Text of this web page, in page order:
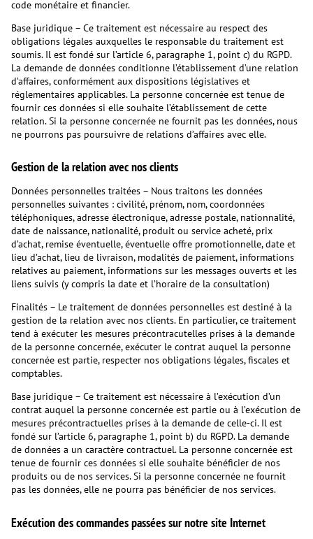
code monétaire et financier.
Base juridique – Ce traitement est nécessaire au respect des
obligations légales auxquelles le responsable du traitement est
soumis. Il est fondé sur l’article 6, paragraphe 1, point c) du RGPD.
La demande de données conditionne l’établissement d’une relation
d’affaires, conformément aux dispositions législatives et
réglementaires applicables. La personne concernée est tenue de
fournir ces données si elle souhaite l’établissement de cette
relation. Si la personne concernée ne fournit pas les données, nous
ne pourrons pas poursuivre de relations d’affaires avec elle.
Gestion de la relation avec nos clients
Données personnelles traitées – Nous traitons les données
personnelles suivantes : civilité, prénom, nom, coordonnées
téléphoniques, adresse électronique, adresse postale, nationnalité,
date de naissance, nationalité, produit ou service acheté, prix
d’achat, remise éventuelle, éventuelle offre promotionnelle, date et
lieu d’achat, lieu de livraison, modalités de paiement, informations
relatives au paiement, informations sur les messages ouverts et les
liens suivis (y compris la date et l’horaire de la consultation)
Finalités – Le traitement de données personnelles est destiné à la
gestion de la relation avec nos clients. En particulier, ce traitement
tend à exécuter les mesures précontracutelles prises à la demande
de la personne concernée, exécuter le contrat auquel la personne
concernée est partie, respecter nos obligations légales, fiscales et
comptables.
Base juridique – Ce traitement est nécessaire à l’exécution d’un
contrat auquel la personne concernée est partie ou à l’exécution de
mesures précontractuelles prises à la demande de celle-ci. Il est
fondé sur l’article 6, paragraphe 1, point b) du RGPD. La demande
de données a un caractère contractuel. La personne concernée est
tenue de fournir ces données si elle souhaite bénéficier de nos
produits ou de nos services. Si la personne concernée ne fournit
pas les données, elle ne pourra pas bénéficier de nos services.
Exécution des commandes passées sur notre site Internet